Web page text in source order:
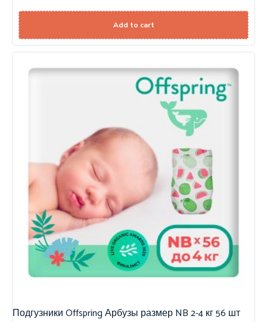
Add to cart
Подгузники Offspring Арбузы размер NB 2-4 кг 56 шт